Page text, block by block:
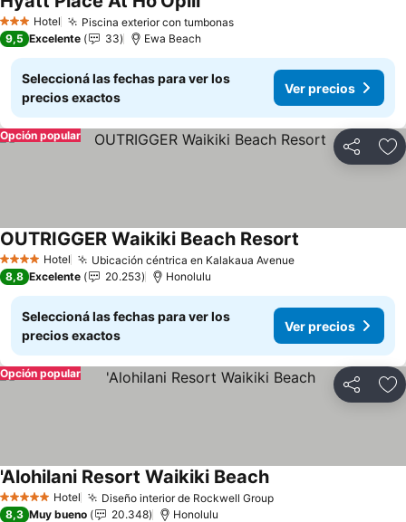
3 Estrellas
Hotel Piscina exterior con tumbonasVer precios
Ver precios
9,5 Excelente 33 Ewa Beach
Seleccioná las fechas para ver los
precios exactos
Ver precios
Compartir
Opción popular
4 EstrellasHotel Ubicación céntrica en Kalakaua AvenueVer precios
OUTRIGGER Waikiki Beach Resort
8,8 Excelente 20.253 Honolulu
Seleccioná las fechas para ver los
precios exactos
Ver precios
Compartir
Opción popular
5 Estrellas Hotel Diseño interior de Rockwell GroupVer precios
'Alohilani Resort Waikiki BeachVer precios
8,3 Muy bueno 20.348 Honolulu